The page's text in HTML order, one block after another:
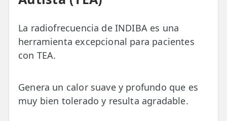
La radiofrecuencia de INDIBA es una
herramienta excepcional para pacientes
con TEA.
Genera un calor suave y profundo que es
muy bien tolerado y resulta agradable.